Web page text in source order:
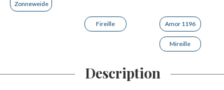
Zonneweide
Fireille Amor 1196
Mireille
Description